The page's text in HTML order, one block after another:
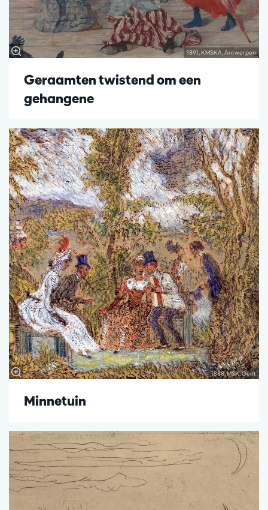
1891, KMSKA, Antwerpen
Geraamten twistend om een
gehangene
1888, MSK, Gent
Minnetuin